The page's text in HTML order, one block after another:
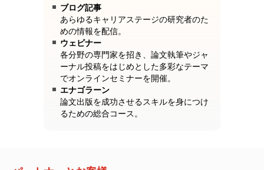
ブログ記事
あらゆるキャリアステージの研究者のた
めの情報を配信。
ウェビナー
各分野の専門家を招き、論文執筆やジャ
ーナル投稿をはじめとした多彩なテーマ
でオンラインセミナーを開催。
エナゴラーン
論文出版を成功させるスキルを身につけ
るための総合コース。